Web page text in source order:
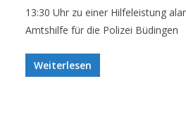
13:30 Uhr zu einer Hilfeleistung
Amtshilfe für die Polizei Büdingen
Weiterlesen